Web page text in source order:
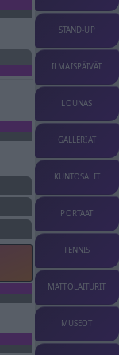
STAND-UP
ILMAISPÄIVÄT
LOUNAS
GALLERIAT
KUNTOSALIT
PORTAAT
TENNIS
MATTOLAITURIT
MUSEOT